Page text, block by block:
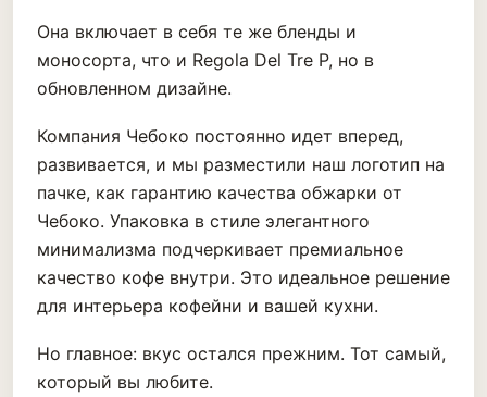
Она включает в себя те же бленды и
моносорта, что и Regola Del Tre P, но в
обновленном дизайне.
Компания Чебоко постоянно идет вперед,
развивается, и мы разместили наш логотип на
пачке, как гарантию качества обжарки от
Чебоко. Упаковка в стиле элегантного
минимализма подчеркивает премиальное
качество кофе внутри. Это идеальное решение
для интерьера кофейни и вашей кухни.
Но главное: вкус остался прежним. Тот самый,
который вы любите.